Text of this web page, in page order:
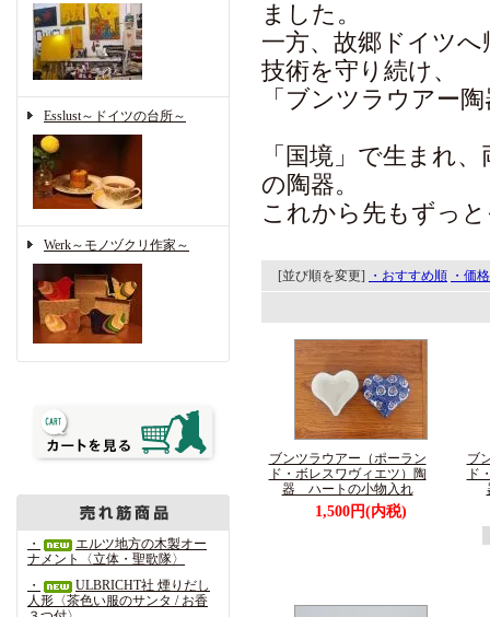
Esslust～ドイツの台所～
Werk～モノヅクリ作家～
・
エルツ地方の木製オー
ナメント〈立体・聖歌隊〉
・
ULBRICHT社 煙りだし
人形〈茶色い服のサンタ / お香
ました。
一方、故郷ドイツ
技術を守り続け、
「ブンツラウアー
「国境」で生まれ
の陶器。
これから先もずっ
[並び順を変更] ・おすすめ順 ・価
ブンツラウアー（ポーラン
ド・ボレスワヴィエツ）陶
器 ハートの小物入れ
1,500円(内税)
ブ
ド